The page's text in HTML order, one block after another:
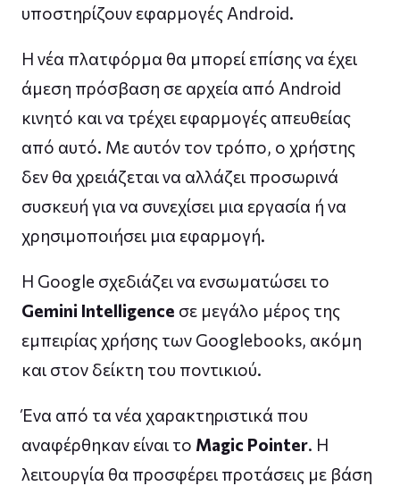
υποστηρίζουν εφαρμογές Android.
Η νέα πλατφόρμα θα μπορεί επίσης να έχει
άμεση πρόσβαση σε αρχεία από Android
κινητό και να τρέχει εφαρμογές απευθείας
από αυτό. Με αυτόν τον τρόπο, ο χρήστης
δεν θα χρειάζεται να αλλάζει προσωρινά
συσκευή για να συνεχίσει μια εργασία ή να
χρησιμοποιήσει μια εφαρμογή.
Η Google σχεδιάζει να ενσωματώσει το
Gemini Intelligence σε μεγάλο μέρος της
εμπειρίας χρήσης των Googlebooks, ακόμη
και στον δείκτη του ποντικιού.
Ένα από τα νέα χαρακτηριστικά που
αναφέρθηκαν είναι το Magic Pointer. Η
λειτουργία θα προσφέρει προτάσεις με βάση